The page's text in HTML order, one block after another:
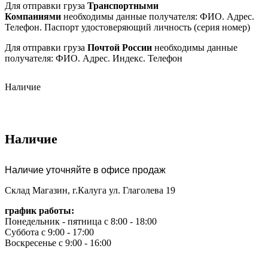
Для отправки груза Транспортными
Компаниями необходимы данные получателя: ФИО. Адрес.
Телефон. Паспорт удостоверяющий личность (серия номер)
Для отправки груза Почтой России необходимы данные
получателя: ФИО. Адрес. Индекс. Телефон
Наличие
Наличие
Наличие уточняйте в офисе продаж
Склад Магазин, г.Калуга ул. Глаголева 19
график работы:
Понедельник - пятница с 8:00 - 18:00
Суббота с 9:00 - 17:00
Воскресенье с 9:00 - 16:00